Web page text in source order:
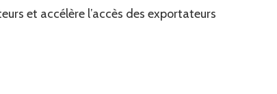
et accélère l’accès des exportateurs